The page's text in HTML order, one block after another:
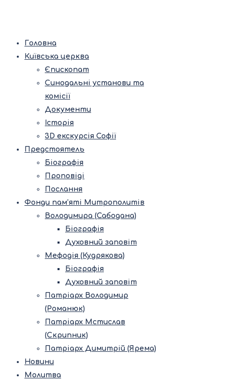
Головна
Київська церква
Єпископат
Синодальні установи та
комісії
Документи
Історія
3D екскурсія Софії
Предстоятель
Біографія
Проповіді
Послання
Фонди пам’яті Митрополитів
Володимира (Сабодана)
Біографія
Духовний заповіт
Мефодія (Кудрякова)
Біографія
Духовний заповіт
Патріарх Володимир
(Романюк)
Патріарх Мстислав
(Скрипник)
Патріарх Димитрій (Ярема)
Новини
Молитва